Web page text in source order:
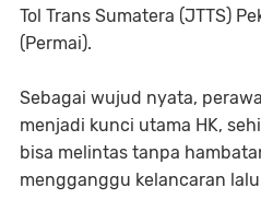
Tol Trans Sumatera (JTTS)
(Permai).
Sebagai wujud nyata,
menjadi kunci utama HK,
bisa melintas tanpa
mengganggu kelancaran